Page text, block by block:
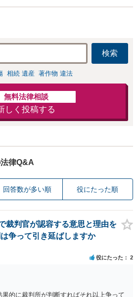
検索
相続 遺産 著作物 違法
無料法律相談
しく投稿する
律Q&A
回答数が多い順 役にたった順
裁判官が認容する意思と理由を
争って引き延ばしますか
役にたった 2
的に裁判所が判断すればそれ以上争って